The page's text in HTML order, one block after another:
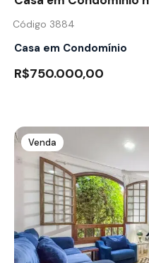
Código 3884
Casa em Condomínio
R$750.000,00
Venda